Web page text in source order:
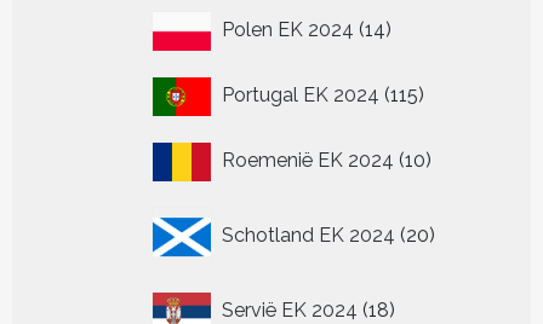
Polen EK 2024 1414
Portugal EK 2024 115115
Roemenië EK 2024 1010
Schotland EK 2024 20
producten
Servië EK 2024 1818